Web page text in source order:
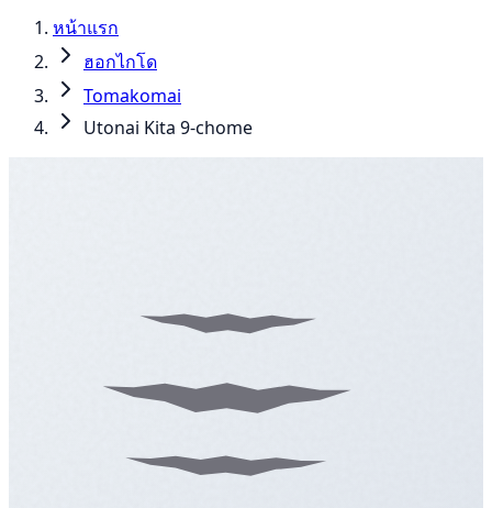
หน้าแรก
ฮอกไกโด
Tomakomai
Utonai Kita 9-chome